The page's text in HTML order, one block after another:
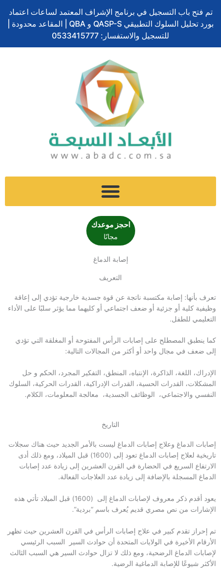
إلى
المحتوى
تم فتح باب التسجيل في برنامج الإشراف المعتمد لساعات اعتماد
بورد تحليل السلوك التطبيقي QASP-S و QBA | المقاعد محدودة |
للتسجيل والاستفسار: 0533415777
احجز موعدك
مجانًا
إصابة الدماغ
التعريف
تعرف بأنها: إصابة مكتسبة ناتجة عن قوة جسدية خارجية تؤدي إلى إعاقة
وظيفية كلية أو جزئية أو ضعف اجتماعي أو كليهما مما يؤثر سلبًا على الأداء
التعليمي للطفل.
كما ينطبق المصطلح على إصابات الرأس المفتوحة أو المغلقة التي تؤدي
إلى ضعف في مجال واحد أو أكثر من المجالات التالية:
الإدراك، اللغة، الذاكرة، الإنتباه، المنطق، التفكير المجرد، الحكم و حل
المشكلات، القدرات الحسية، القدرات الإدراكية، القدرات الحركية، السلوك
النفسي والاجتماعي، الوظائف الجسدية، معالجة المعلومات، الكلام.
التاريخ
إصابات الدماغ وعلاج إصابات الدماغ ليست بالأمر الجديد حيث هناك سجلات
تاريخية لعلاج إصابات الدماغ تعود إلى (1600) قبل الميلاد، ومع ذلك أدى
الارتفاع السريع في الحضارة في القرن العشرين إلى زيادة عدد إصابات
الدماغ المسجلة بالإضافة إلى زيادة عدد العلاجات الفعالة.
يعود أقدم ذكر معروف لإصابات الدماغ إلى (1600) قبل الميلاد تأتي هذه
الإشارات من نص مصري قديم يُعرف باسم “بردية”.
تم إحراز تقدم كبير في علاج إصابات الرأس في القرن العشرين حيث تظهر
الأرقام الأخيرة في الولايات المتحدة أن حوادث السير السبب الرئيسي
لإصابات الدماغ الرضحية، ومع ذلك لا تزال حوادث السير هي السبب الثالث
الأكثر شيوعًا للإصابة الدماغية الرضية.